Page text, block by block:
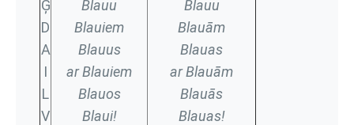
Ģ
D
A
I
L
V
Blauu
Blauiem
Blauus
ar Blauiem
Blauos
Blaui!
Blauu
Blauām
Blauas
ar Blauām
Blauās
Blauas!